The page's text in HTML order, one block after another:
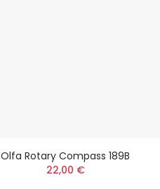
Olfa Rotary Compass 189B
22,00 €